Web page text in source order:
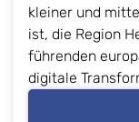
kleiner und
ist, die Region
führenden
digitale